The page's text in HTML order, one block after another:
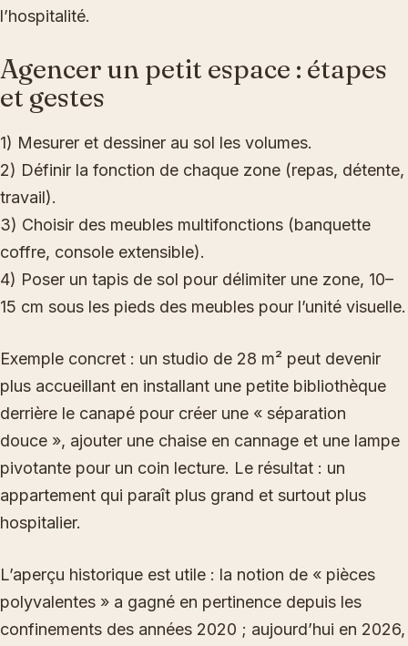
l’hospitalité.
Agencer un petit espace : étapes
et gestes
1) Mesurer et dessiner au sol les volumes.
2) Définir la fonction de chaque zone (repas, détente,
travail).
3) Choisir des meubles multifonctions (banquette
coffre, console extensible).
4) Poser un tapis de sol pour délimiter une zone, 10–
15 cm sous les pieds des meubles pour l’unité visuelle.
Exemple concret : un studio de 28 m² peut devenir
plus accueillant en installant une petite bibliothèque
derrière le canapé pour créer une « séparation
douce », ajouter une chaise en cannage et une lampe
pivotante pour un coin lecture. Le résultat : un
appartement qui paraît plus grand et surtout plus
hospitalier.
L’aperçu historique est utile : la notion de « pièces
polyvalentes » a gagné en pertinence depuis les
confinements des années 2020 ; aujourd’hui en 2026,